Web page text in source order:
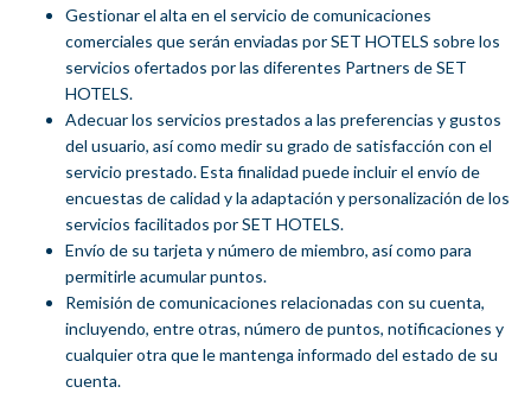
Gestionar el alta en el servicio de comunicaciones
comerciales que serán enviadas por SET HOTELS sobre los
servicios ofertados por las diferentes Partners de SET
HOTELS.
Adecuar los servicios prestados a las preferencias y gustos
del usuario, así como medir su grado de satisfacción con el
servicio prestado. Esta finalidad puede incluir el envío de
encuestas de calidad y la adaptación y personalización de los
servicios facilitados por SET HOTELS.
Envío de su tarjeta y número de miembro, así como para
permitirle acumular puntos.
Remisión de comunicaciones relacionadas con su cuenta,
incluyendo, entre otras, número de puntos, notificaciones y
cualquier otra que le mantenga informado del estado de su
cuenta.